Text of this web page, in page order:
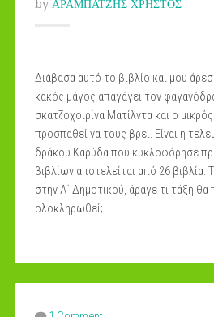
by ΑΡΑΜΠΑΤΖΗΣ ΧΡΗΣΤΟΣ
Διάβασα αυτό το βιβλίο και μου
κακός μάγος απαγάγει τον
σκατζοχοιρίνα Ματίλντα και ο
προσπαθεί να τους βρει. Είναι η
δράκου Καρύδα που κυκλοφόρησε
βιβλίων αποτελείται από 26
στην Α΄ Δημοτικού, άραγε τι τάξη
ολοκληρωθεί;